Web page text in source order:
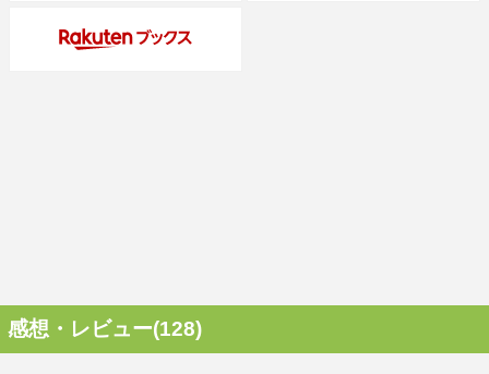
感想・レビュー(128)